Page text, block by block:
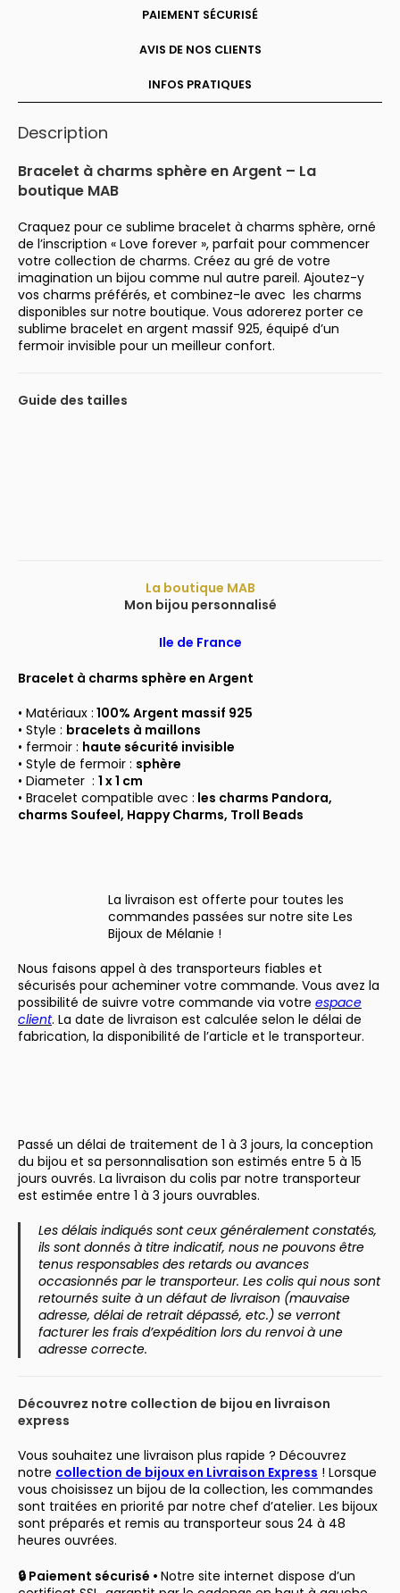
PAIEMENT SÉCURISÉ
AVIS DE NOS CLIENTS
INFOS PRATIQUES
Description
Bracelet à charms sphère en Argent – La
boutique MAB
Craquez pour ce sublime bracelet à charms sphère, orné
de l’inscription « Love forever », parfait pour commencer
votre collection de charms. Créez au gré de votre
imagination un bijou comme nul autre pareil. Ajoutez-y
vos charms préférés, et combinez-le avec les charms
disponibles sur notre boutique. Vous adorerez porter ce
sublime bracelet en argent massif 925, équipé d’un
fermoir invisible pour un meilleur confort.
Guide des tailles
La boutique MAB
Mon bijou personnalisé
Ile de France
Bracelet à charms sphère en Argent
• Matériaux : 100% Argent massif 925
• Style : bracelets à maillons
• fermoir : haute sécurité invisible
• Style de fermoir : sphère
• Diameter : 1 x 1 cm
• Bracelet compatible avec : les charms Pandora,
charms Soufeel, Happy Charms, Troll Beads
La livraison est offerte pour toutes les
commandes passées sur notre site Les
Bijoux de Mélanie !
Nous faisons appel à des transporteurs fiables et
sécurisés pour acheminer votre commande. Vous avez la
possibilité de suivre votre commande via votre espace
client. La date de livraison est calculée selon le délai de
fabrication, la disponibilité de l’article et le transporteur.
Passé un délai de traitement de 1 à 3 jours, la conception
du bijou et sa personnalisation son estimés entre 5 à 15
jours ouvrés. La livraison du colis par notre transporteur
est estimée entre 1 à 3 jours ouvrables.
Les délais indiqués sont ceux généralement constatés,
ils sont donnés à titre indicatif, nous ne pouvons être
tenus responsables des retards ou avances
occasionnés par le transporteur. Les colis qui nous sont
retournés suite à un défaut de livraison (mauvaise
adresse, délai de retrait dépassé, etc.) se verront
facturer les frais d’expédition lors du renvoi à une
adresse correcte.
Découvrez notre collection de bijou en livraison
express
Vous souhaitez une livraison plus rapide ? Découvrez
notre collection de bijoux en Livraison Express ! Lorsque
vous choisissez un bijou de la collection, les commandes
sont traitées en priorité par notre chef d’atelier. Les bijoux
sont préparés et remis au transporteur sous 24 à 48
heures ouvrées.
🔒 Paiement sécurisé • Notre site internet dispose d’un